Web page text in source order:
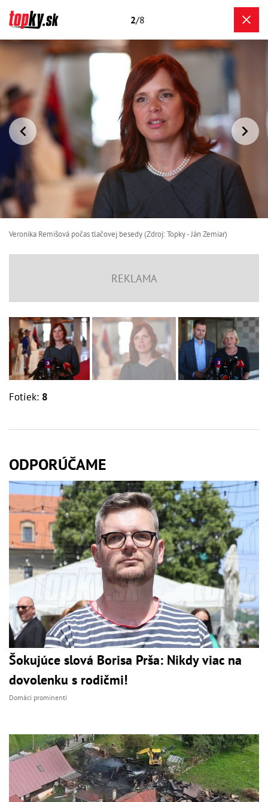
2/8
Veronika Remišová počas tlačovej besedy (Zdroj: Topky - Ján Zemiar)
Fotiek: 8
ODPORÚČAME
Šokujúce slová Borisa Prša: Nikdy viac na
dovolenku s rodičmi!
Domáci prominenti